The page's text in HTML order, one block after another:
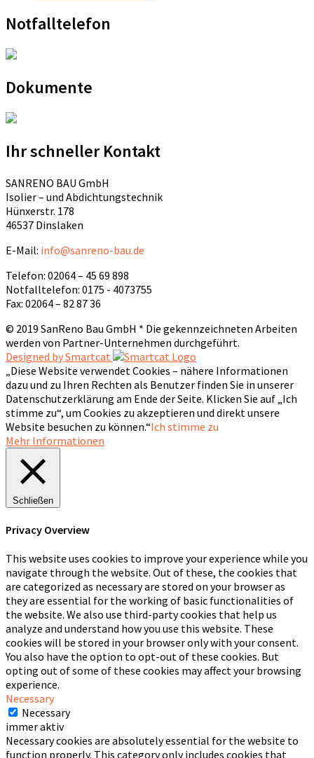
Notfalltelefon
Dokumente
Ihr schneller Kontakt
SANRENO BAU GmbH
Isolier – und Abdichtungstechnik
Hünxerstr. 178
46537 Dinslaken
E-Mail: info@sanreno-bau.de
Telefon: 02064 – 45 69 898
Notfalltelefon: 0175 - 4073755
Fax: 02064 – 82 87 36
© 2019 SanReno Bau GmbH * Die gekennzeichneten Arbeiten
werden von Partner-Unternehmen durchgeführt.
Designed by Smartcat
„Diese Website verwendet Cookies – nähere Informationen
dazu und zu Ihren Rechten als Benutzer finden Sie in unserer
Datenschutzerklärung am Ende der Seite. Klicken Sie auf „Ich
stimme zu“, um Cookies zu akzeptieren und direkt unsere
Website besuchen zu können.“Ich stimme zu
Mehr Informationen
Schließen
Privacy Overview
This website uses cookies to improve your experience while you
navigate through the website. Out of these, the cookies that
are categorized as necessary are stored on your browser as
they are essential for the working of basic functionalities of
the website. We also use third-party cookies that help us
analyze and understand how you use this website. These
cookies will be stored in your browser only with your consent.
You also have the option to opt-out of these cookies. But
opting out of some of these cookies may affect your browsing
experience.
Necessary
Necessary
immer aktiv
Necessary cookies are absolutely essential for the website to
function properly. This category only includes cookies that